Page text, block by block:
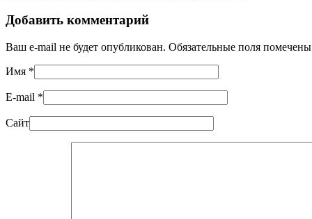
Добавить комментарий
Ваш e-mail не будет опубликован. Обязательные поля помечены
Имя *
E-mail *
Сайт